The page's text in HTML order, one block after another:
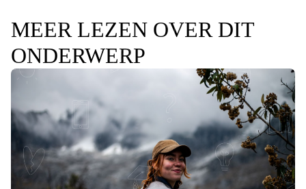
MEER LEZEN OVER DIT
ONDERWERP